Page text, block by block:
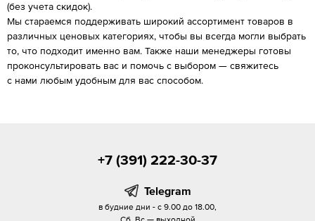
(без учета скидок).
Мы стараемся поддерживать широкий ассортимент товаров в
различных ценовых категориях, чтобы вы всегда могли выбрать
то, что подходит именно вам. Также наши менеджеры готовы
проконсультировать вас и помочь с выбором — свяжитесь
с нами любым удобным для вас способом.
+7 (391) 222-30-37
Telegram
в будние дни - с 9.00 до 18.00,